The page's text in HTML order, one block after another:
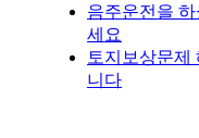
음주운전을
세요
토지보상문제
니다